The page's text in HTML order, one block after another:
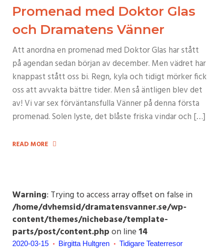
Promenad med Doktor Glas
och Dramatens Vänner
Att anordna en promenad med Doktor Glas har stått
på agendan sedan början av december. Men vädret har
knappast stått oss bi. Regn, kyla och tidigt mörker fick
oss att avvakta bättre tider. Men så äntligen blev det
av! Vi var sex förväntansfulla Vänner på denna första
promenad. Solen lyste, det blåste friska vindar och […]
READ MORE
Warning: Trying to access array offset on false in
/home/dvhemsid/dramatensvanner.se/wp-
content/themes/nichebase/template-
parts/post/content.phpon line 14
2020-03-15 Birgitta Hultgren Tidigare Teaterresor